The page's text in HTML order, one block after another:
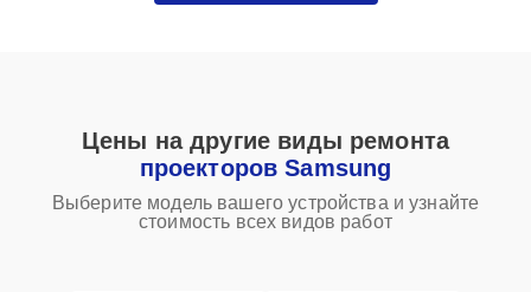
Цены на другие виды ремонта
проекторов Samsung
Выберите модель вашего устройства и узнайте
стоимость всех видов работ